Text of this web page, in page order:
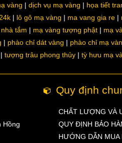
vàng dịch vụ mạ vàng họa tiết
lô gô mạ vàng ma vang gia re
tắm mạ vàng tượng phật mạ
phào chỉ dát vàng phào chỉ mạ
tượng trâu phong thủy tỳ hưu mạ
Hồng
Quy định
CHẤT LƯỢNG VÀ
QUY ĐỊNH BẢO
HƯỚNG DẪN MUA